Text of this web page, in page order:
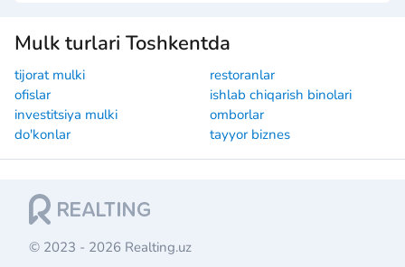
Mulk turlari Toshkentda
tijorat mulki
restoranlar
ofislar
ishlab chiqarish binolari
investitsiya mulki
omborlar
do'konlar
tayyor biznes
© 2023 - 2026 Realting.uz